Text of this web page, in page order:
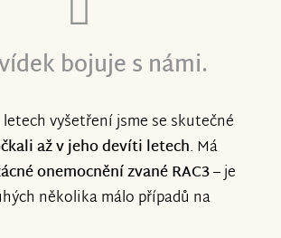
bojuje s námi.
vyšetření jsme se skutečné
až v jeho devíti letech. Má
onemocnění zvané RAC3– je
několika málo případů na